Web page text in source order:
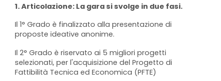
1. Articolazione: La gara si svolge in due fasi.
Il 1° Grado è finalizzato alla presentazione di
proposte ideative anonime.
Il 2° Grado è riservato ai 5 migliori progetti
selezionati, per l'acquisizione del Progetto di
Fattibilità Tecnica ed Economica (PFTE)